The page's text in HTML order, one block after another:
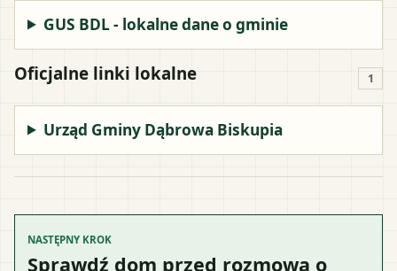
GUS BDL - lokalne dane o gminie
Oficjalne linki lokalne 1
Urząd Gminy Dąbrowa Biskupia
NASTĘPNY KROK
Sprawdź dom przed rozmową o